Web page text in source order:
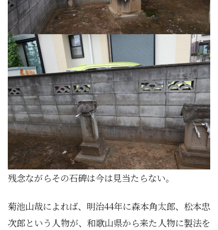
残念ながらその石碑は今は見当たらない。
菊池山哉によれば、明治44年に森本角太郎、松本忠
次郎という人物が、和歌山県から来た人物に製法を